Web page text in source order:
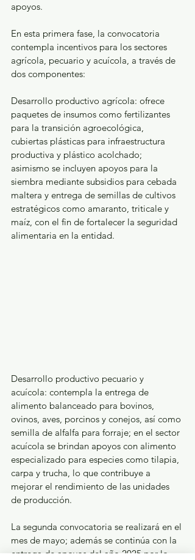
apoyos.
En esta primera fase, la convocatoria
contempla incentivos para los sectores
agrícola, pecuario y acuícola, a través de
dos componentes:
Desarrollo productivo agrícola: ofrece
paquetes de insumos como fertilizantes
para la transición agroecológica,
cubiertas plásticas para infraestructura
productiva y plástico acolchado;
asimismo se incluyen apoyos para la
siembra mediante subsidios para cebada
maltera y entrega de semillas de cultivos
estratégicos como amaranto, triticale y
maíz, con el fin de fortalecer la seguridad
alimentaria en la entidad.
Desarrollo productivo pecuario y
acuícola: contempla la entrega de
alimento balanceado para bovinos,
ovinos, aves, porcinos y conejos, así como
semilla de alfalfa para forraje; en el sector
acuícola se brindan apoyos con alimento
especializado para especies como tilapia,
carpa y trucha, lo que contribuye a
mejorar el rendimiento de las unidades
de producción.
La segunda convocatoria se realizará en el
mes de mayo; además se continúa con la
entrega de apoyos del año 2025 por lo